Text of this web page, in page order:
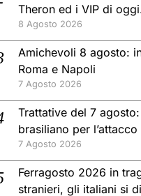
Theron ed i VIP di
8 Agosto 2026
Amichevoli 8 agosto:
Roma e Napoli
7 Agosto 2026
Trattative del 7
brasiliano per l’attacco
7 Agosto 2026
Ferragosto 2026 in
stranieri, gli italiani si